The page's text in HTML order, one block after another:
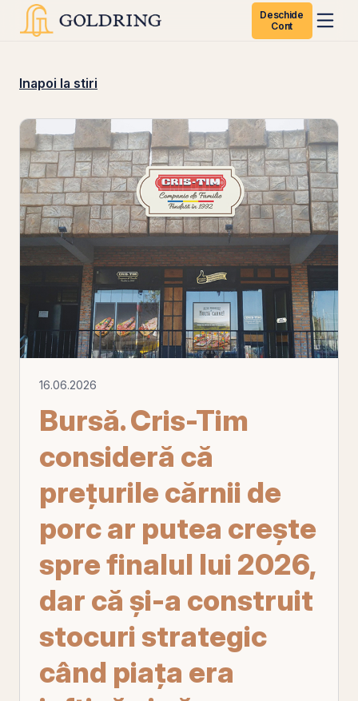
Deschide
Cont
Inapoi la stiri
16.06.2026
Bursă. Cris-Tim
consideră că
preţurile cărnii de
porc ar putea creşte
spre finalul lui 2026,
dar că şi-a construit
stocuri strategic
când piaţa era